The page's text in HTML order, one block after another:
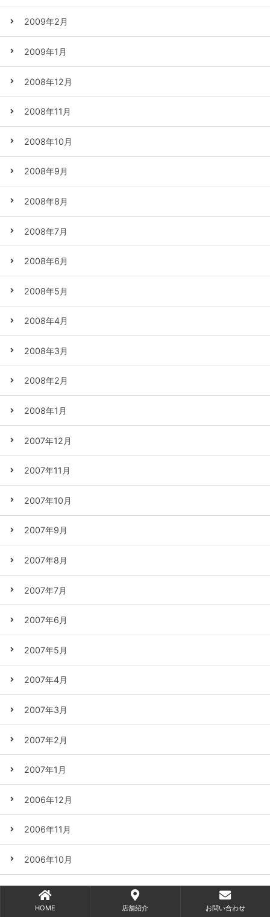
2009年2月
2009年1月
2008年12月
2008年11月
2008年10月
2008年9月
2008年8月
2008年7月
2008年6月
2008年5月
2008年4月
2008年3月
2008年2月
2008年1月
2007年12月
2007年11月
2007年10月
2007年9月
2007年8月
2007年7月
2007年6月
2007年5月
2007年4月
2007年3月
2007年2月
2007年1月
2006年12月
2006年11月
2006年10月
2006年9月
HOME 店舗紹介 お問い合わせ